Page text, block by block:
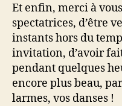
Et enfin, merci à
spectatrices, d’être
instants hors du
invitation, d’avoir
pendant quelques
encore plus beau,
larmes, vos danses !